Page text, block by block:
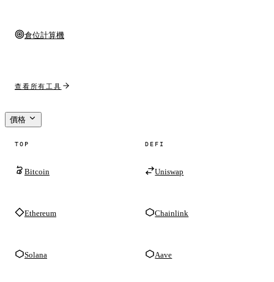
倉位計算機
查看所有工具
價格
TOP
Bitcoin
Ethereum
Solana
DEFI
Uniswap
Chainlink
Aave